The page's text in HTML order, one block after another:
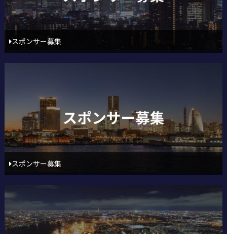
スポンサー募集
スポンサー募集